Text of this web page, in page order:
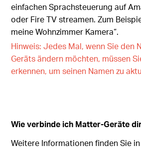
einfachen Sprachsteuerung auf
oder Fire TV streamen. Zum
meine Wohnzimmer Kamera“.
Hinweis: Jedes Mal, wenn Sie den
Geräts ändern möchten, müssen
erkennen, um seinen Namen zu
Wie verbinde ich Matter-Geräte
Weitere Informationen finden Sie in